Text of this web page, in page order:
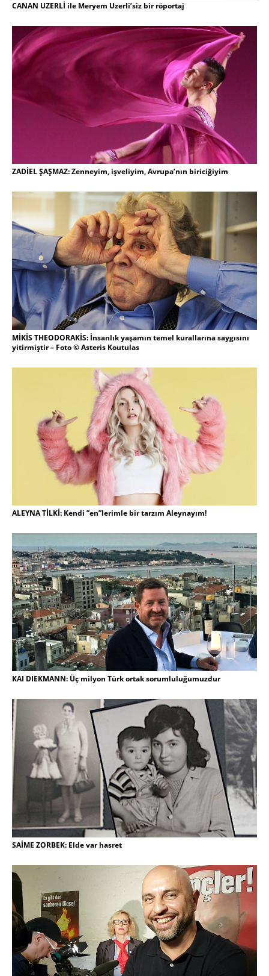
CANAN UZERLİ ile Meryem Uzerli’siz bir röportaj
ZADİEL ŞAŞMAZ: Zenneyim, işveliyim, Avrupa’nın biriciğiyim
MİKİS THEODORAKİS: İnsanlık yaşamın temel kurallarına saygısını
yitirmiştir – Foto © Asteris Koutulas
ALEYNA TİLKİ: Kendi ”en”lerimle bir tarzım Aleynayım!
KAI DIEKMANN: Üç milyon Türk ortak sorumluluğumuzdur
SAİME ZORBEK: Elde var hasret